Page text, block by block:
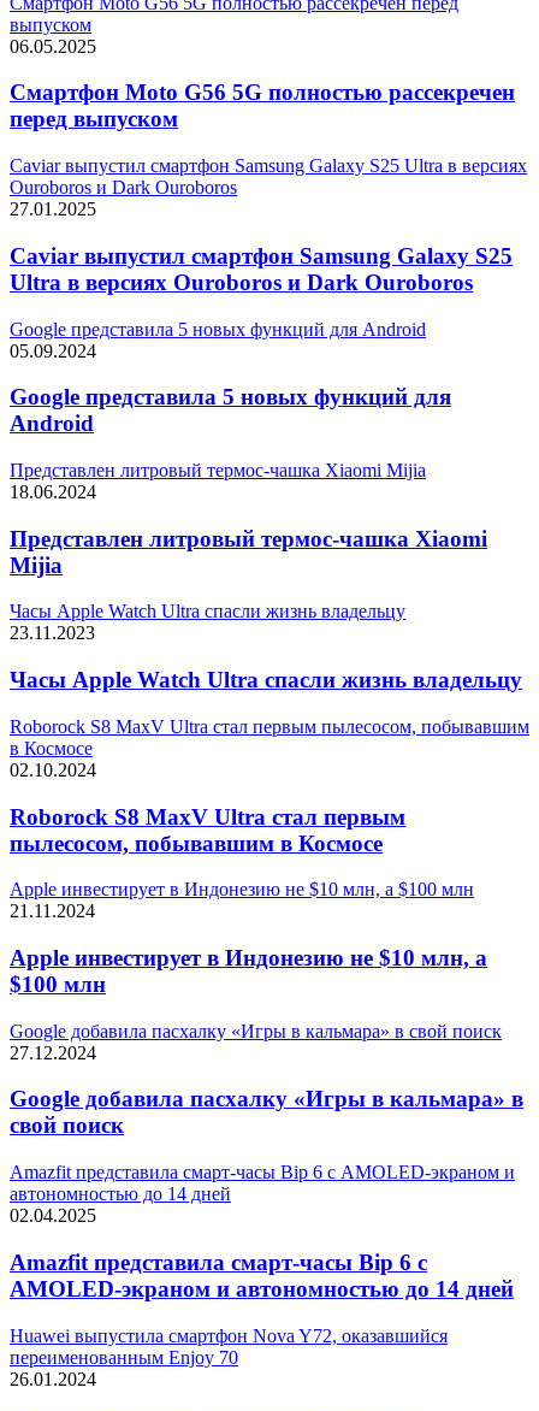
выпуском
06.05.2025
Смартфон Moto G56 5G полностью рассекречен
перед выпуском
Caviar выпустил смартфон Samsung Galaxy S25 Ultra в версиях
Ouroboros и Dark Ouroboros
27.01.2025
Caviar выпустил смартфон Samsung Galaxy S25
Ultra в версиях Ouroboros и Dark Ouroboros
Google представила 5 новых функций для Android
05.09.2024
Google представила 5 новых функций для
Android
Представлен литровый термос-чашка Xiaomi Mijia
18.06.2024
Представлен литровый термос-чашка Xiaomi
Mijia
Часы Apple Watch Ultra спасли жизнь владельцу
23.11.2023
Часы Apple Watch Ultra спасли жизнь владельцу
Roborock S8 MaxV Ultra стал первым пылесосом, побывавшим
в Космосе
02.10.2024
Roborock S8 MaxV Ultra стал первым
пылесосом, побывавшим в Космосе
Apple инвестирует в Индонезию не $10 млн, а $100 млн
21.11.2024
Apple инвестирует в Индонезию не $10 млн, а
$100 млн
Google добавила пасхалку «Игры в кальмара» в свой поиск
27.12.2024
Google добавила пасхалку «Игры в кальмара» в
свой поиск
Amazfit представила смарт-часы Bip 6 с AMOLED-экраном и
автономностью до 14 дней
02.04.2025
Amazfit представила смарт-часы Bip 6 с
AMOLED-экраном и автономностью до 14 дней
Huawei выпустила смартфон Nova Y72, оказавшийся
переименованным Enjoy 70
26.01.2024